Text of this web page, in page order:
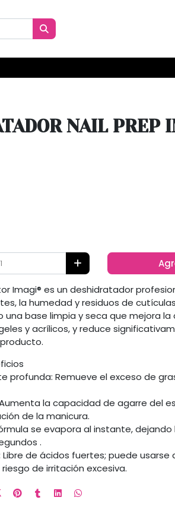
NAIL PREP
Imagi® es un deshidratador
la humedad y residuos de
una base limpia y seca que mejora
y acrílicos, y reduce
profunda: Remueve el exceso de
la capacidad de agarre del
de la manicura.
se evapora al instante,
.
Libre de ácidos fuertes; puede
de irritación excesiva.